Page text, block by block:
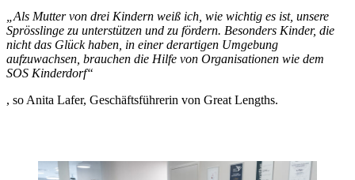
„Als Mutter von drei Kindern weiß ich, wie wichtig es ist, unsere
Sprösslinge zu unterstützen und zu fördern. Besonders Kinder, die
nicht das Glück haben, in einer derartigen Umgebung
aufzuwachsen, brauchen die Hilfe von Organisationen wie dem
SOS Kinderdorf“
, so Anita Lafer, Geschäftsführerin von Great Lengths.